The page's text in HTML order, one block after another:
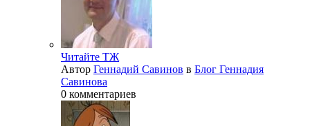
Читайте ТЖ
Автор Геннадий Савинов в Блог Геннадия
Савинова
0 комментариев